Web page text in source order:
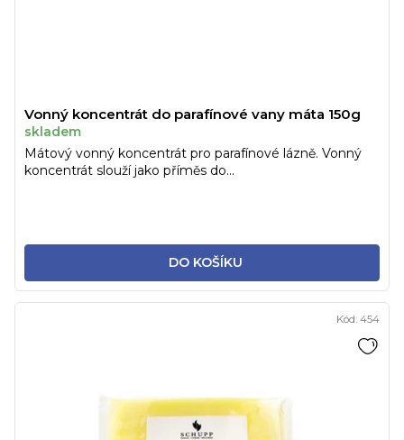
Vonný koncentrát do parafínové vany máta 150g
skladem
DO KOŠÍKU
Mátový vonný koncentrát pro parafínové lázně. Vonný
koncentrát slouží jako příměs do...
Kód: 454